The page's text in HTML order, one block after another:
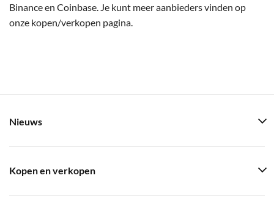
Binance en Coinbase. Je kunt meer aanbieders vinden op
onze kopen/verkopen pagina.
Nieuws
Kopen en verkopen